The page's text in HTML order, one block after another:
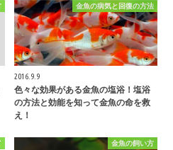
金魚の病気と回復の方法
2016.9.9
色々な効果がある金魚の塩浴！塩浴
の方法と効能を知って金魚の命を救
え！
金魚の飼い方